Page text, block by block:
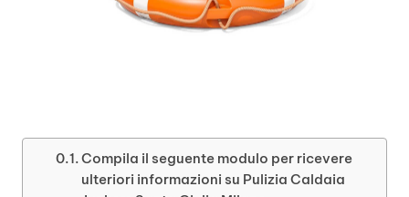
Compila il seguente modulo per ricevere
ulteriori informazioni su Pulizia Caldaia